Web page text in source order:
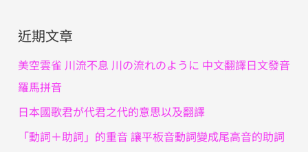
鍵
字
:
近期文章
美空雲雀 川流不息 川の流れのように 中文翻譯日文發音
羅馬拼音
日本國歌君が代君之代的意思以及翻譯
「動詞＋助詞」的重音 讓平板音動詞變成尾高音的助詞